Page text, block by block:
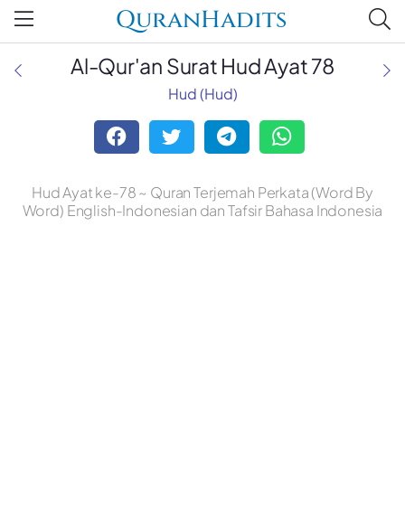
QuranHadits
Al-Qur'an Surat Hud Ayat 78
Hud (Hud)
Hud Ayat ke-78 ~ Quran Terjemah Perkata (Word By
Word) English-Indonesian dan Tafsir Bahasa Indonesia